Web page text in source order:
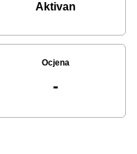
Aktivan
Ocjena
-